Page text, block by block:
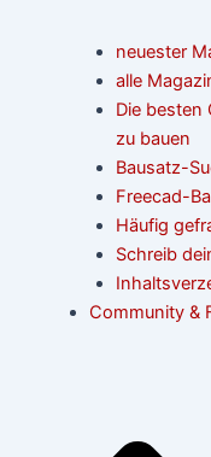
neuester
alle
Die besten
zu bauen
Bausatz-
Freecad-
Häufig
Schreib
Community &